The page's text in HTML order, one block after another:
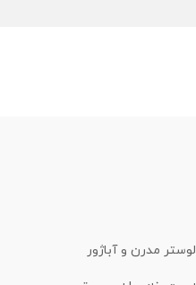
لوستر مدرن و آباژور